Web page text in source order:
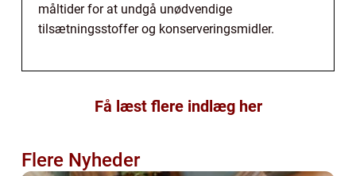
måltider for at undgå unødvendige
tilsætningsstoffer og konserveringsmidler.
Få læst flere indlæg her
Flere Nyheder